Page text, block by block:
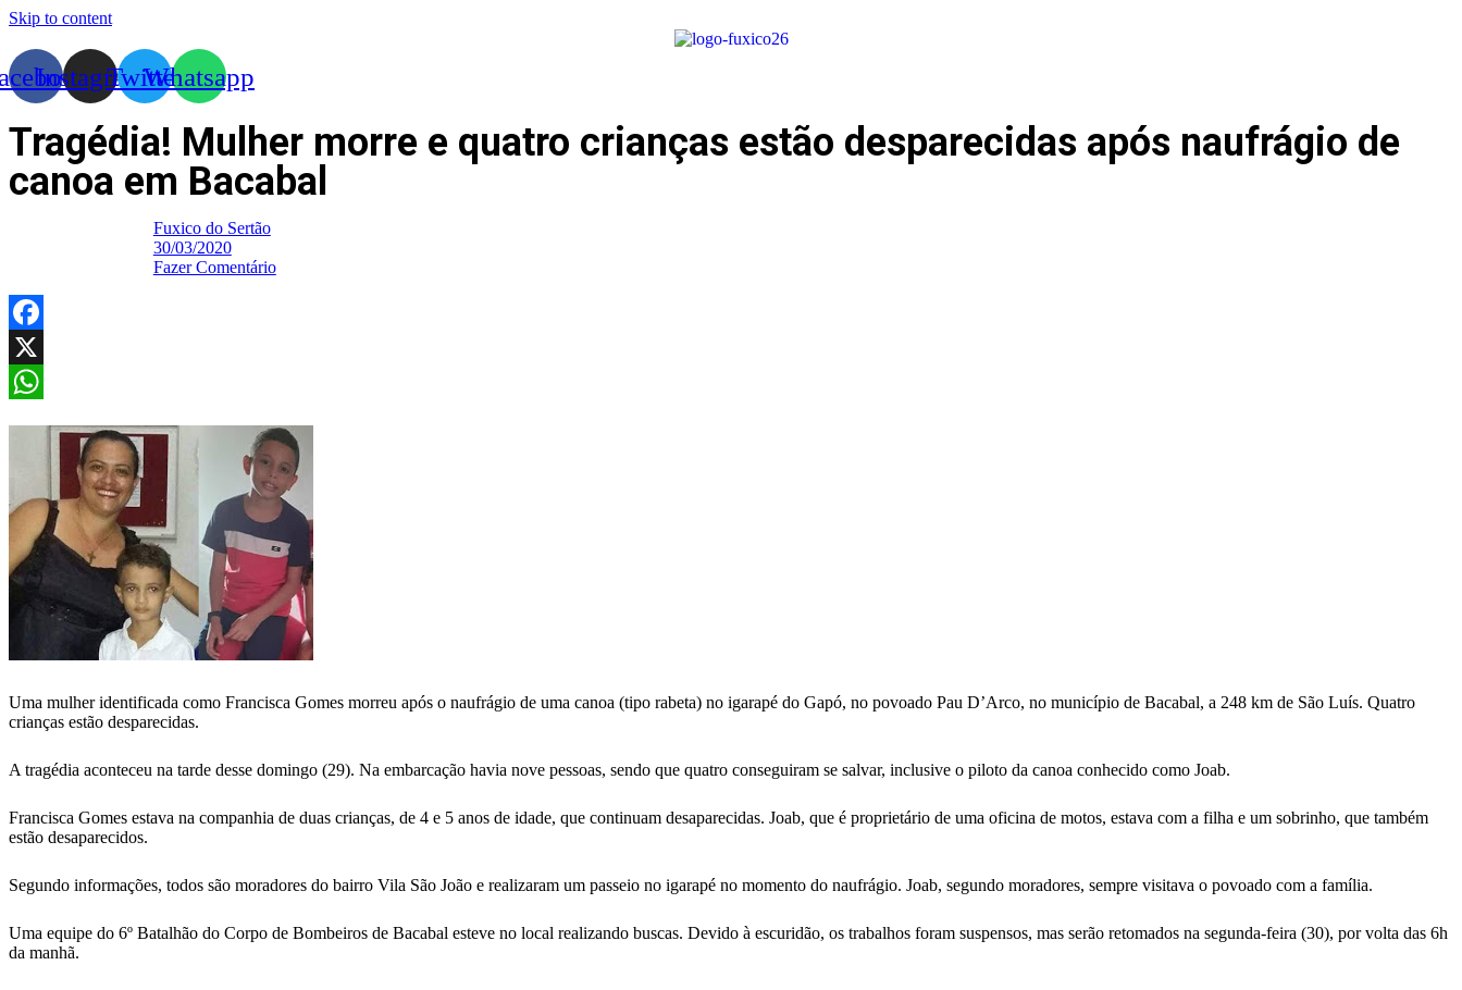
Skip to content
InstagramTwitterWhatsapp
Tragédia! Mulher morre e quatro crianças estão desparecidas após naufrágio de
canoa em Bacabal
Fuxico do Sertão
30/03/2020
Fazer Comentário
Facebook
X
Uma mulher identificada como Francisca Gomes morreu após o naufrágio de uma canoa (tipo rabeta) no igarapé do Gapó, no povoado Pau D’Arco, no município de Bacabal, a 248 km de São Luís. Quatro
crianças estão desparecidas.
A tragédia aconteceu na tarde desse domingo (29). Na embarcação havia nove pessoas, sendo que quatro conseguiram se salvar, inclusive o piloto da canoa conhecido como Joab.
Francisca Gomes estava na companhia de duas crianças, de 4 e 5 anos de idade, que continuam desaparecidas. Joab, que é proprietário de uma oficina de motos, estava com a filha e um sobrinho, que também
estão desaparecidos.
Segundo informações, todos são moradores do bairro Vila São João e realizaram um passeio no igarapé no momento do naufrágio. Joab, segundo moradores, sempre visitava o povoado com a família.
Uma equipe do 6º Batalhão do Corpo de Bombeiros de Bacabal esteve no local realizando buscas. Devido à escuridão, os trabalhos foram suspensos, mas serão retomados na segunda-feira (30), por volta das 6h
da manhã.